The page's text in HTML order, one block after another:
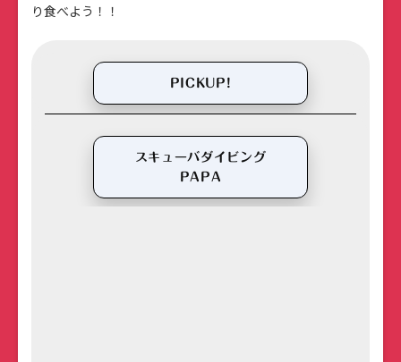
り食べよう！！
PICKUP!
スキューバダイビング
PAPA